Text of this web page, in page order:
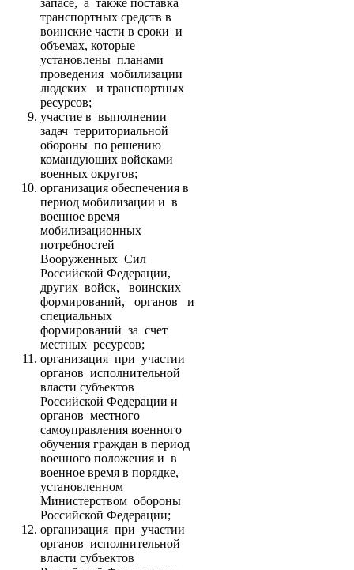
запасе, а также поставка
транспортных средств в
воинские части в сроки и
объемах, которые
установлены планами
проведения мобилизации
людских и транспортных
ресурсов;
участие в выполнении
задач территориальной
обороны по решению
командующих войсками
военных округов;
организация обеспечения в
период мобилизации и в
военное время
мобилизационных
потребностей
Вооруженных Сил
Российской Федерации,
других войск, воинских
формирований, органов и
специальных
формирований за счет
местных ресурсов;
организация при участии
органов исполнительной
власти субъектов
Российской Федерации и
органов местного
самоуправления военного
обучения граждан в период
военного положения и в
военное время в порядке,
установленном
Министерством обороны
Российской Федерации;
организация при участии
органов исполнительной
власти субъектов